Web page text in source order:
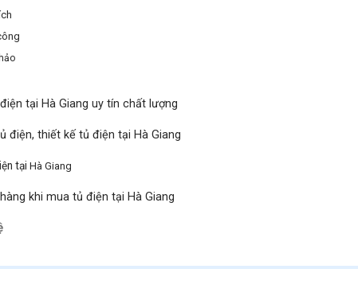
tại Hà Giang uy tín chất lượng
điện, thiết kế tủ điện tại Hà Giang
tại Hà Giang
khi mua tủ điện tại Hà Giang